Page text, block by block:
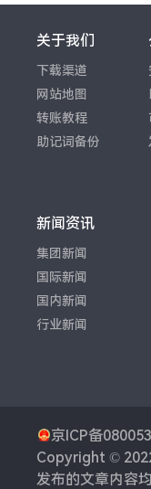
关于我们
下载渠道
网站地图
转账教程
助记词备份
新闻资讯
集团新闻
国际新闻
国内新闻
行业新闻
京ICP备
Copyright ©
发布的文章内容